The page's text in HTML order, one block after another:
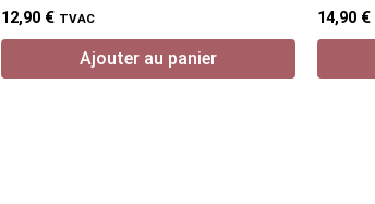
12,90 € TVAC
Ajouter au panier
14,90 €